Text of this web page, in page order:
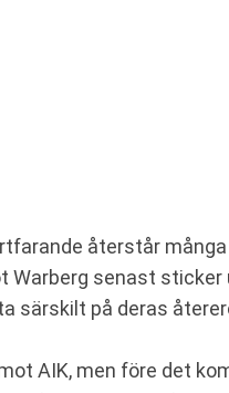
återstår många
senast
särskilt på deras
AIK, men före det